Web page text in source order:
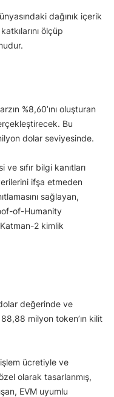
dağınık içerik
ölçüp
%8,60’ını oluşturan
Bu
dolar seviyesinde.
sıfır bilgi kanıtları
ifşa etmeden
sağlayan,
of-Humanity
2 kimlik
değerinde ve
milyon token’ın kilit
ücretiyle ve
olarak tasarlanmış,
EVM uyumlu